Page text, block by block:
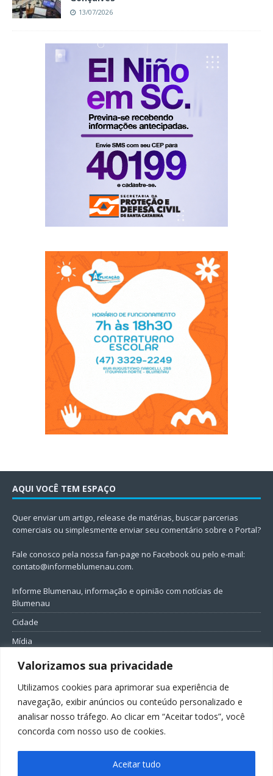
Valorizamos sua privacidade
Utilizamos cookies para aprimorar sua experiência de
navegação, exibir anúncios ou conteúdo personalizado e
analisar nosso tráfego. Ao clicar em “Aceitar todos”, você
concorda com nosso uso de cookies.
Aceitar tudo
13/07/2026
AQUI VOCÊ TEM ESPAÇO
Quer enviar um artigo, release de matérias, buscar parcerias
comerciais ou simplesmente enviar seu comentário sobre o Portal?
Fale conosco pela nossa fan-page no Facebook ou pelo e-mail:
contato@informeblumenau.com.
Informe Blumenau, informação e opinião com notícias de
Blumenau
Cidade
Mídia
Entretenimento
Política